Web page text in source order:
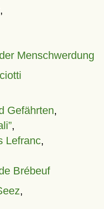
,
Menschwerdung
Gefährten,
,
Lefranc,
Brébeuf
,